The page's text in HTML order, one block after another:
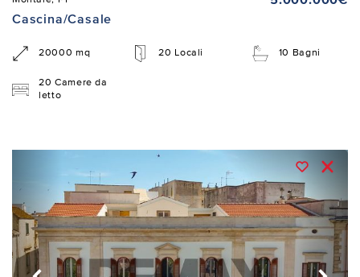
Cascina/Casale
20000 mq 20 Locali 10 Bagni
20 Camere da
letto